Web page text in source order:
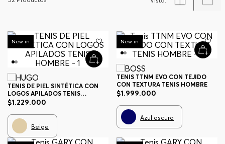
New in
TENIS DE PIEL SINTÉTICA CON
LOGOS APILADOS TENIS
HOMBRE
$1.229.000
Beige
New in
TENIS TTNM EVO CON TEJIDO
CON TEXTURA TENIS HOMBRE
$1.999.000
Azul oscuro